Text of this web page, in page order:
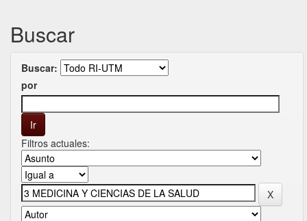
Buscar
Buscar:
por
Filtros actuales: